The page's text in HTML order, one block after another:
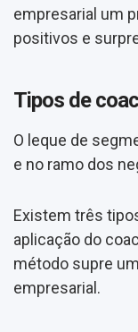
empresarial um
positivos e
Tipos de
O leque de
e no ramo dos
Existem três
aplicação do
método supre
empresarial.